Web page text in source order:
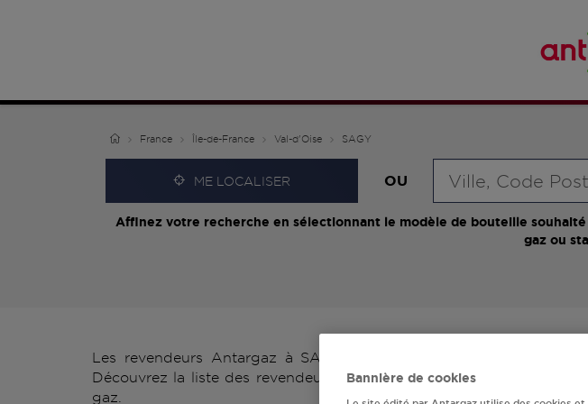
France Île-de-France Val-d'Oise SAGY
ME LOCALISER OU
Affinez votre recherche en sélectionnant le modèle de bouteille
gaz ou
Les revendeurs Antargaz à SAGY vous proposent plus de 700
Découvrez la liste des revendeurs Antargaz à SAGY, l'adresse, le
gaz.
Bannière de cookies